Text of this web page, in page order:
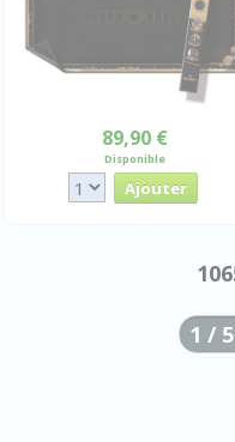
89,90 €
Disponible
1 /